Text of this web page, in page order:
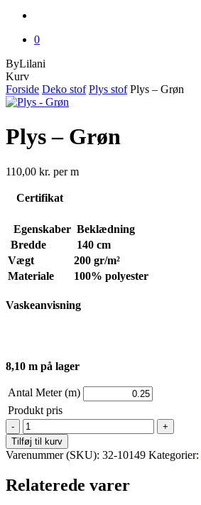
0
ByLilani
KurvClose
Cart
Forside Deko stof Plys stof Plys – Grøn
Plys – Grøn
110,00 kr. per m
Certifikat
Egenskaber Beklædning
Bredde
140 cm
Vægt
200 gr/m²
Materiale
100% polyester
Vaskeanvisning
8,10 m på lager
Antal Meter (m)
Produkt pris
Plys
-
Grøn
antal
Tilføj til kurv
Varenummer (SKU): 32-10149 Kategorier:
Relaterede varer